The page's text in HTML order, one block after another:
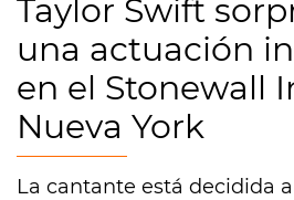
Taylor Swift
una actuación
en el Stonewall
Nueva York
La cantante está decidida